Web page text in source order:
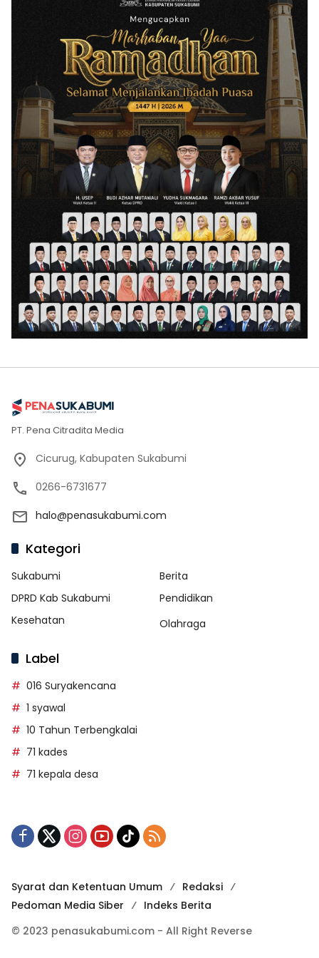
PT. Pena Citradita Media
Cicurug, Kabupaten Sukabumi
0266-6731677
halo@penasukabumi.com
Kategori
Sukabumi
Berita
DPRD Kab Sukabumi
Pendidikan
Kesehatan
Olahraga
Label
016 Suryakencana
1 syawal
10 Tahun Terbengkalai
71 kades
71 kepala desa
Syarat dan Ketentuan Umum
Redaksi
Pedoman Media Siber
Indeks Berita
© 2023 penasukabumi.com - All Right Reverse